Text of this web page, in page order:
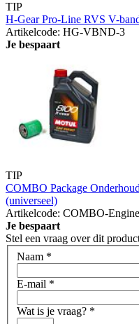
TIP
H-Gear Pro-Line RVS V-
Artikelcode: HG-VBND-3
Je bespaart
TIP
COMBO Package
(universeel)
Artikelcode: COMBO-
Je bespaart
Stel een vraag over dit
Naam *
E-mail *
Wat is je vraag? *